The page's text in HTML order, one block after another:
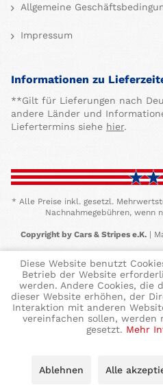
Allgemeine
Impressum
Informationen zu
**Gilt für Lieferungen nach
andere Länder und
Liefertermins siehe hier.
* Alle Preise inkl. gesetzl.
Nachnahmegebühren, wenn
Copyright by Cars & Stripes e.K. |
Diese Website benutzt
Betrieb der Website
werden. Andere Cookies, die
dieser Website erhöhen, der
Interaktion mit anderen
vereinfachen sollen,
gesetzt. Mehr
Ablehnen Alle